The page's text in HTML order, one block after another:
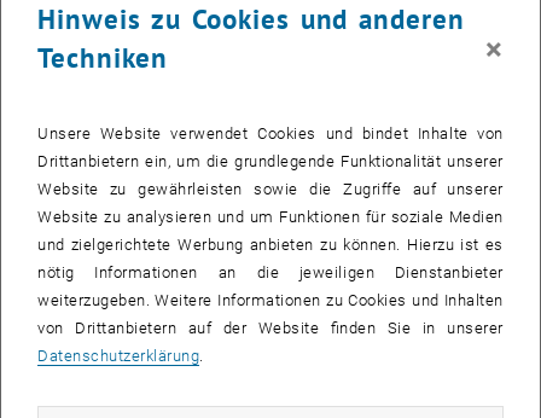
EDIN - E-Didaktisches Nachschlagewerk
Hinweis zu Cookies und anderen
Techniken
×
Unsere Website verwendet Cookies und bindet Inhalte von
Drittanbietern ein, um die grundlegende Funktionalität unserer
Website zu gewährleisten sowie die Zugriffe auf unserer
Website zu analysieren und um Funktionen für soziale Medien
und zielgerichtete Werbung anbieten zu können. Hierzu ist es
nötig Informationen an die jeweiligen Dienstanbieter
weiterzugeben. Weitere Informationen zu Cookies und Inhalten
von Drittanbietern auf der Website finden Sie in unserer
Datenschutzerklärung.